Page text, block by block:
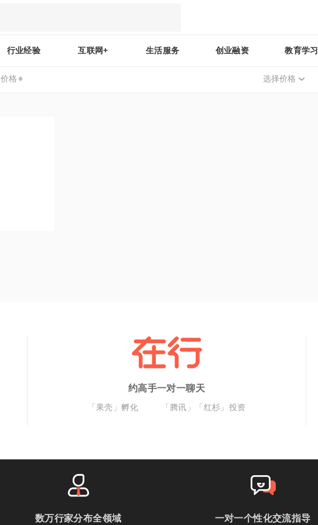
行业经验 互联网+ 生活服务 创业融资 教育学习
价格 选择价格
约高手一对一聊天
「果壳」孵化 「腾讯」「红杉」投资
数万行家分布全领域 一对一个性化交流指导